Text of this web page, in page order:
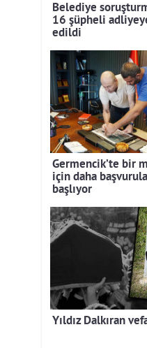
Belediye
16 şüpheli
edildi
Germencik’te bir
için daha
başlıyor
Yıldız Dalkıran